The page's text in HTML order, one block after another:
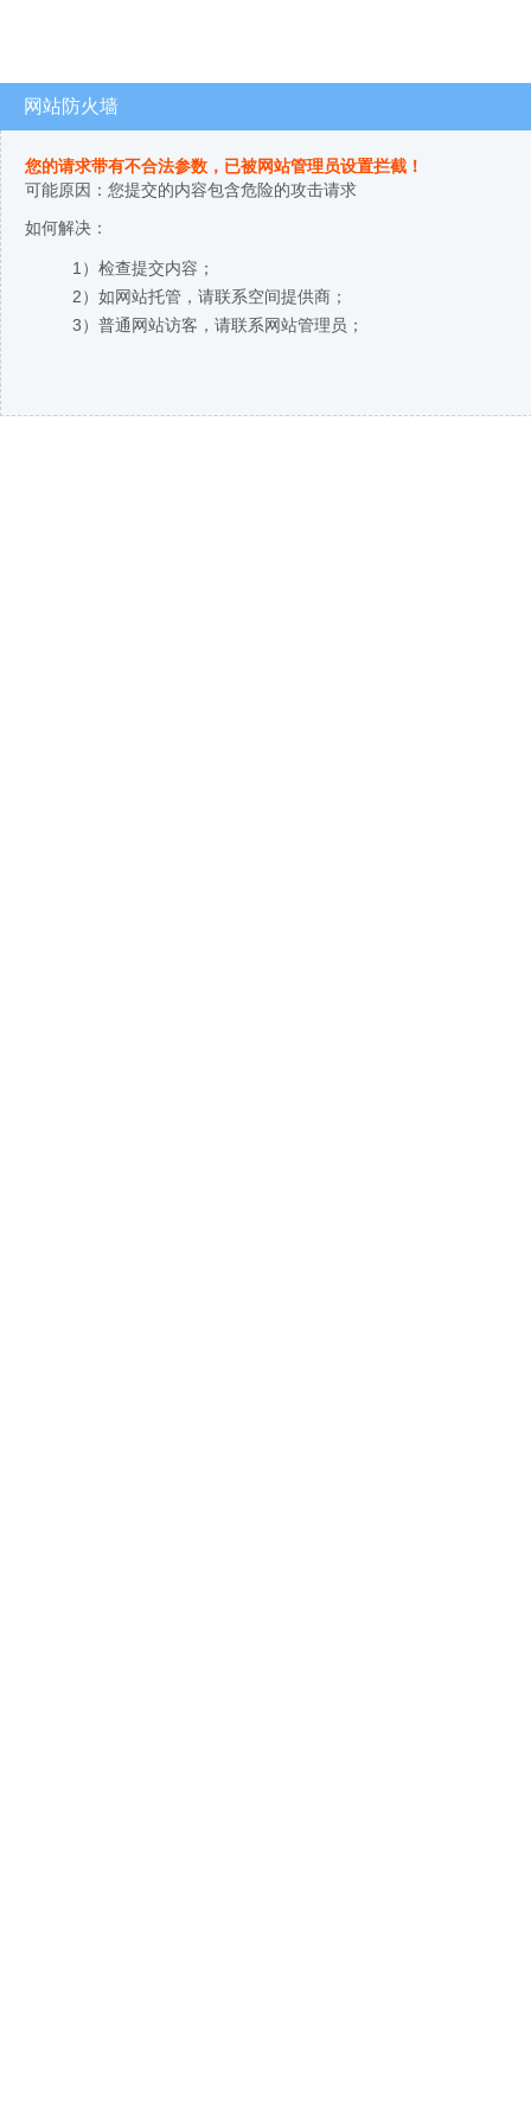
网站防火墙
您的请求带有不合法参数，已被网站管理员设置拦截！
可能原因：您提交的内容包含危险的攻击请求
如何解决：
1）检查提交内容；
2）如网站托管，请联系空间提供商；
3）普通网站访客，请联系网站管理员；